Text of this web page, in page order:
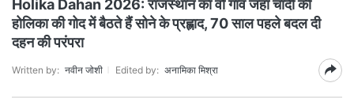
Holika Dahan 2026: राजस्थान का वो गांव जहां चांदी की
होलिका की गोद में बैठते हैं सोने के प्रह्लाद, 70 साल पहले बदल दी
दहन की परंपरा
Written by: नवीन जोशी Edited by: अनामिका मिश्रा